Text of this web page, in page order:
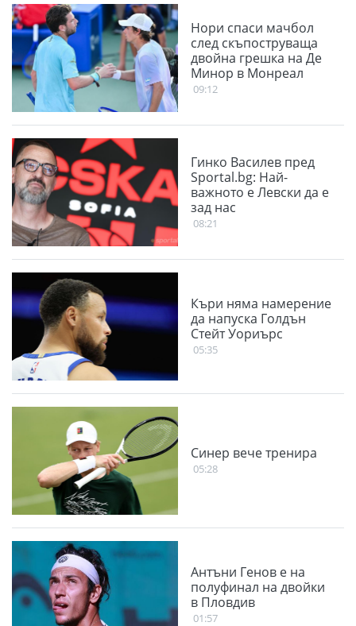
Нори спаси мачбол
след скъпоструваща
двойна грешка на Де
Минор в Монреал
09:12
Гинко Василев пред
Sportal.bg: Най-
важното е Левски да е
зад нас
08:21
Къри няма намерение
да напуска Голдън
Стейт Уориърс
05:35
Синер вече тренира
05:28
Антъни Генов е на
полуфинал на двойки
в Пловдив
01:57